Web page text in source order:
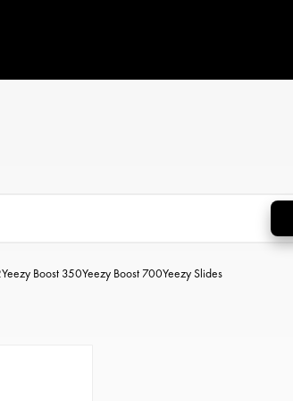
Yeezy Boost 350Yeezy Boost 700Yeezy Slides